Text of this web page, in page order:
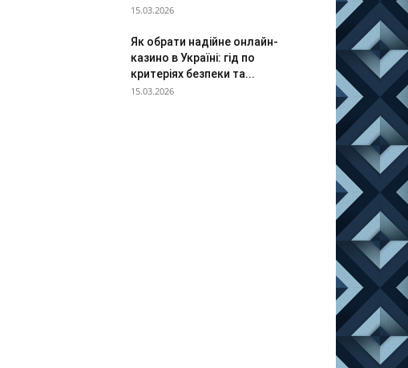
15.03.2026
Як обрати надійне онлайн-
казино в Україні: гід по
критеріях безпеки та...
15.03.2026